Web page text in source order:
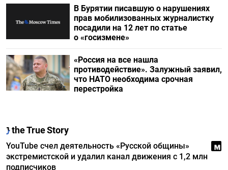
В Бурятии писавшую о нарушениях
прав мобилизованных журналистку
посадили на 12 лет по статье
о «госизмене»
«Россия на все нашла
противодействие». Залужный заявил,
что НАТО необходима срочная
перестройка